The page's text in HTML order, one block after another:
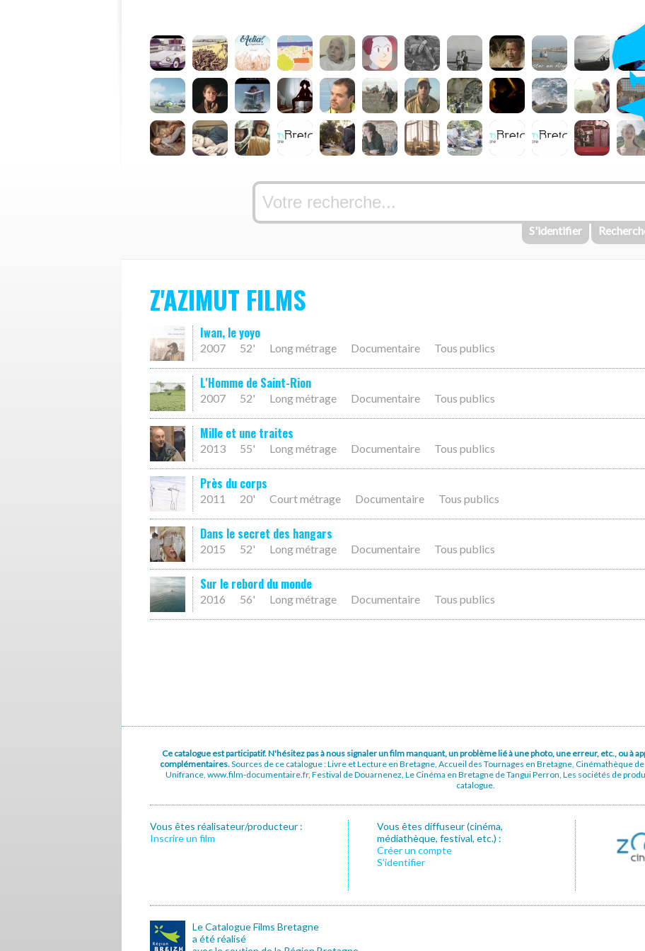
S'identifier
Z'AZIMUT FILMS
Iwan, le yoyo
2007 52' Long métrage Documentaire Tous publics
L'Homme de Saint-Rion
2007 52' Long métrage Documentaire Tous publics
Mille et une traites
2013 55' Long métrage Documentaire Tous publics
Près du corps
2011 20' Court métrage Documentaire Tous publics
Dans le secret des hangars
2015 52' Long métrage Documentaire Tous publics
Sur le rebord du monde
2016 56' Long métrage Documentaire Tous publics
Ce catalogue est participatif. N'hésitez pas à nous signaler un film manquant, un problème lié à une photo, une erreur, etc., ou à
complémentaires.Sources de ce catalogue : Livre et Lecture en Bretagne, Accueil des Tournages en Bretagne, Cinémathèque
Unifrance, www.film-documentaire.fr, Festival de Douarnenez, Le Cinéma en Bretagne de Tangui Perron, Les sociétés de
catalogue.
Vous êtes réalisateur/producteur :
Inscrire un film
Vous êtes diffuseur (cinéma,
médiathèque, festival, etc.) :
Créer un compte
S’identifier
Le Catalogue Films Bretagne
a été réalisé